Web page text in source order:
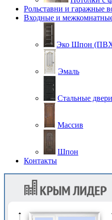
Рольставни и гаражные
Входные и
Эко Шпон
Эмаль
Стальные двери
Массив
Шпон
Контакты